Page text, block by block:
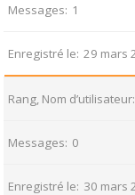
Messages 1
Enregistré le 29 mars
Rang, Nom d’utilisateur
Messages 0
Enregistré le 30 mars